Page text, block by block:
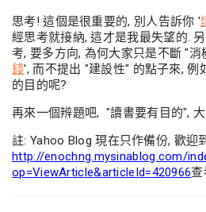
思考! 這個是很重要的, 別人告訴你 '
經思考就接納, 這才是我最失望的.
考, 要多方向, 為何大家只是不斷 "消
錢', 而不提出 "建設性" 的點子來, 例
的目的呢?
再來一個辨題吧, "讀書要有目的",
註: Yahoo Blog 現在只作備份, 歡迎到
http://enochng.mysinablog.com/
op=ViewArticle&articleId=420966查